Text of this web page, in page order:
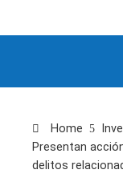
Home
Presentan
delitos